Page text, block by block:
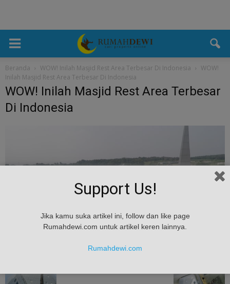
Beranda WOW! Inilah Masjid Rest Area Terbesar Di Indonesia
WOW!
Inilah Masjid Rest Area Terbesar Di Indonesia
WOW! Inilah Masjid Rest Area Terbesar
Di Indonesia
Support Us!
Jika kamu suka artikel ini, follow dan like page
Rumahdewi.com untuk artikel keren lainnya.
Rumahdewi.com